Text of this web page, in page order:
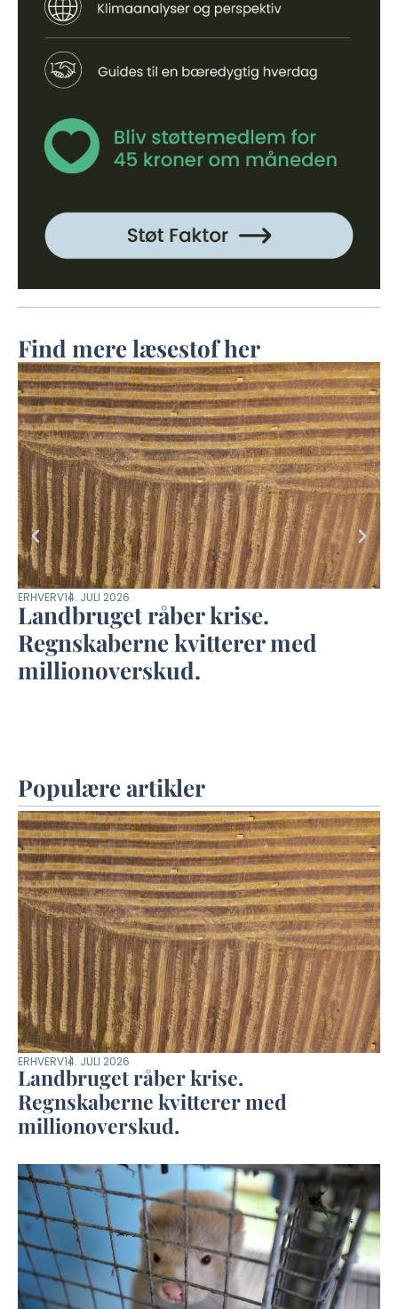
Find mere læsestof her
ERHVERV14. JULI 2026
Landbruget råber krise.
Regnskaberne kvitterer med
millionoverskud.
Populære artikler
ERHVERV14. JULI 2026
Landbruget råber krise.
Regnskaberne kvitterer med
millionoverskud.